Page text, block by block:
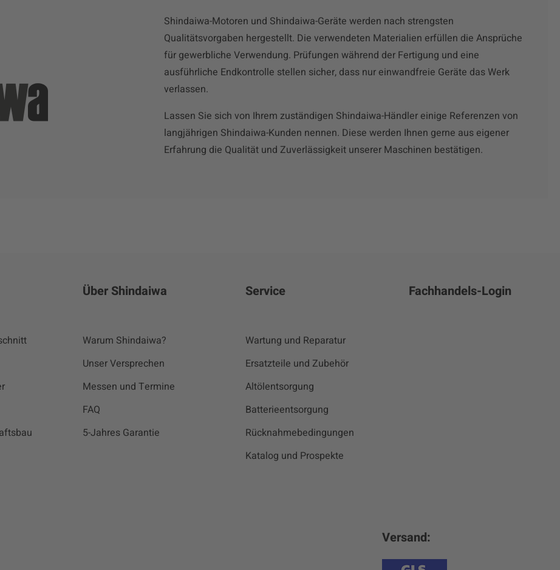
Shindaiwa-Motoren und Shindaiwa-Geräte werden nach strengsten
Qualitätsvorgaben hergestellt. Die verwendeten Materialien erfüllen die Ansprüche
für gewerbliche Verwendung. Prüfungen während der Fertigung und eine
ausführliche Endkontrolle stellen sicher, dass nur einwandfreie Geräte das Werk
verlassen.
Lassen Sie sich von Ihrem zuständigen Shindaiwa-Händler einige Referenzen von
langjährigen Shindaiwa-Kunden nennen. Diese werden Ihnen gerne aus eigener
Erfahrung die Qualität und Zuverlässigkeit unserer Maschinen bestätigen.
Über Shindaiwa
Warum Shindaiwa?
Unser Versprechen
Messen und Termine
FAQ
5-Jahres Garantie
Service
Wartung und Reparatur
Ersatzteile und Zubehör
Altölentsorgung
Batterieentsorgung
Rücknahmebedingungen
Katalog und Prospekte
Fachhandels-Login
Versand: